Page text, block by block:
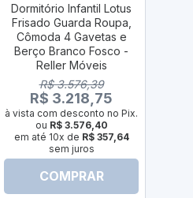
Dormitório Infantil Lotus
Frisado Guarda Roupa,
Cômoda 4 Gavetas e
Berço Branco Fosco -
Reller Móveis
R$ 3.576,39
R$ 3.218,75
à vista com desconto no Pix.
ou R$ 3.576,40
em até 10x de R$ 357,64
sem juros
COMPRAR